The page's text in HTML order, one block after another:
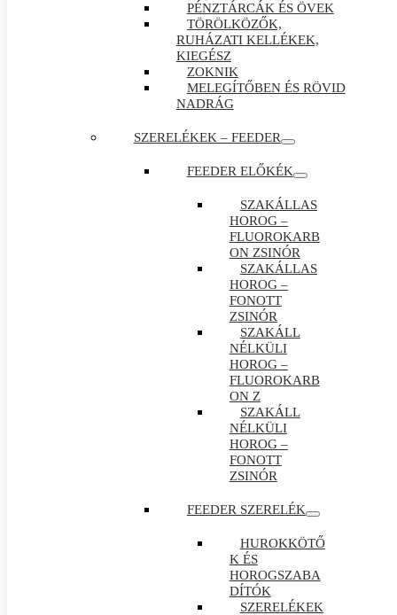
PÉNZTÁRCÁK ÉS ÖVEK
TÖRÖLKÖZŐK,
RUHÁZATI KELLÉKEK,
KIEGÉSZ
ZOKNIK
MELEGÍTŐBEN ÉS RÖVID
NADRÁG
SZERELÉKEK – FEEDER
FEEDER ELŐKÉK
SZAKÁLLAS
HOROG –
FLUOROKARB
ON ZSINÓR
SZAKÁLLAS
HOROG –
FONOTT
ZSINÓR
SZAKÁLL
NÉLKÜLI
HOROG –
FLUOROKARB
ON Z
SZAKÁLL
NÉLKÜLI
HOROG –
FONOTT
ZSINÓR
FEEDER SZERELÉK
HUROKKÖTŐ
K ÉS
HOROGSZABA
DÍTÓK
SZERELÉKEK